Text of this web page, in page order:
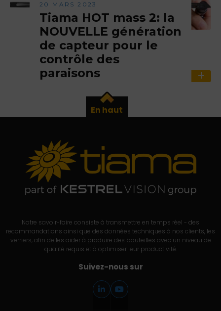
20 MARS 2023
Tiama HOT mass 2: la
NOUVELLE génération
de capteur pour le
contrôle des
paraisons
En haut
Notre savoir-faire consiste à transmettre en temps réel - des
recommandations ainsi que des données techniques à nos clients, les
verriers, afin de les aider à produire des bouteilles avec un niveau de
qualité requis et à optimiser leur productivité.
Suivez-nous sur